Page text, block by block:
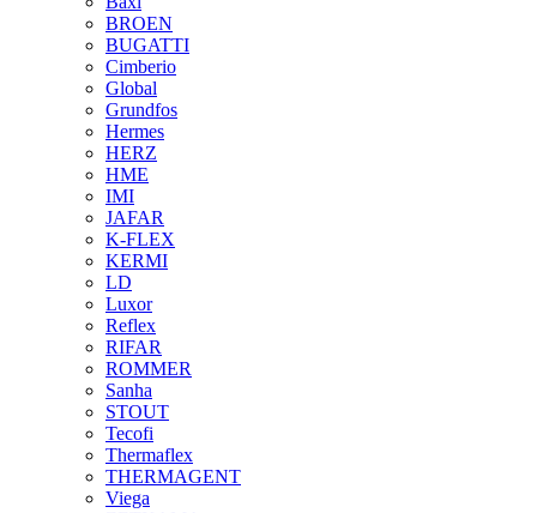
BROEN
BUGATTI
Cimberio
Global
Grundfos
Hermes
HERZ
HME
IMI
JAFAR
K-FLEX
KERMI
LD
Luxor
Reflex
RIFAR
ROMMER
Sanha
STOUT
Tecofi
Thermaflex
THERMAGENT
Viega